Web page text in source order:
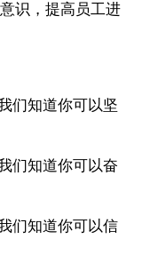
识，提高员工进
知道你可以坚
知道你可以奋
们知道你可以信